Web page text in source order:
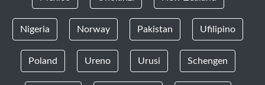
Nigeria Norway Pakistan Ufilipino
Poland Ureno Urusi Schengen